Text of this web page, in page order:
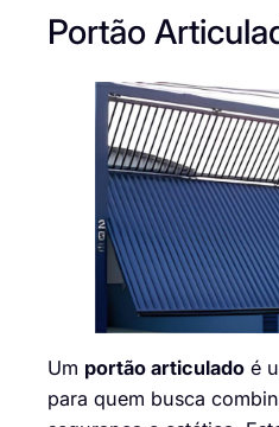
Portão
Um portão articulado é
para quem busca